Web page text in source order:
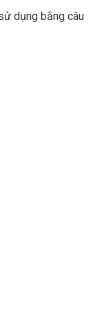
dụng bằng câu